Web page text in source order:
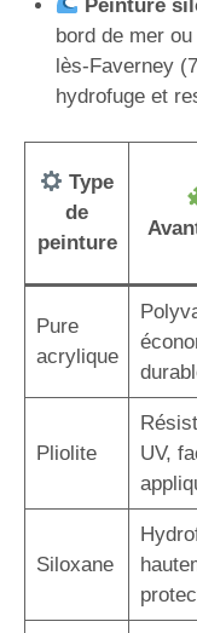
Peinture
bord de mer
lès-Faverney
hydrofuge et
Type
de
peinture
Pure
acrylique
Pliolite
UV,
Siloxane